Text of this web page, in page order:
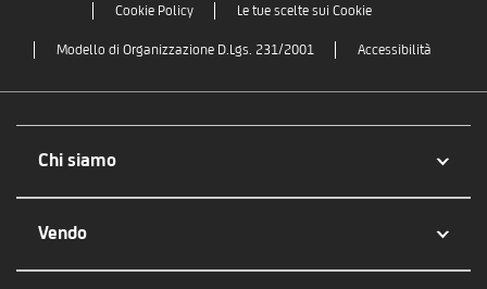
Cookie Policy Le tue scelte sui Cookie
Modello di Organizzazione D.Lgs. 231/2001 Accessibilità
Chi siamo
Vendo